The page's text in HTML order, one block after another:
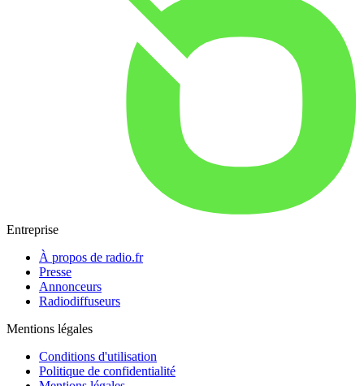
Entreprise
À propos de radio.fr
Presse
Annonceurs
Radiodiffuseurs
Mentions légales
Conditions d'utilisation
Politique de confidentialité